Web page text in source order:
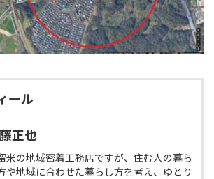
ール
正也
米の地域密着工務店ですが、住む人の暮ら
や地域に合わせた暮らし方を考え、ゆとり